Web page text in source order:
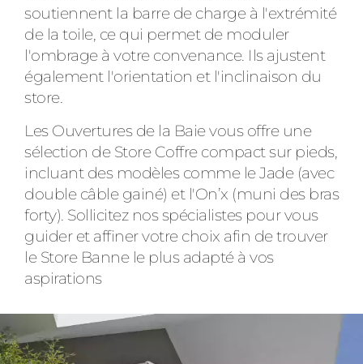
soutiennent la barre de charge à l'extrémité
de la toile, ce qui permet de moduler
l'ombrage à votre convenance. Ils ajustent
également l'orientation et l'inclinaison du
store.
Les Ouvertures de la Baie vous offre une
sélection de Store Coffre compact sur pieds,
incluant des modèles comme le Jade (avec
double câble gainé) et l'On’x (muni des bras
forty). Sollicitez nos spécialistes pour vous
guider et affiner votre choix afin de trouver
le Store Banne le plus adapté à vos
aspirations